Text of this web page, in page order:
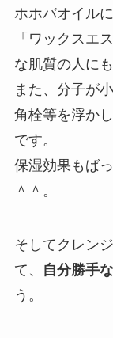
ホホバオイル
「ワックスエ
な肌質の人に
また、分子が
角栓等を浮か
です。
保湿効果もば
＾＾。
そしてクレン
て、
自分勝手
う。